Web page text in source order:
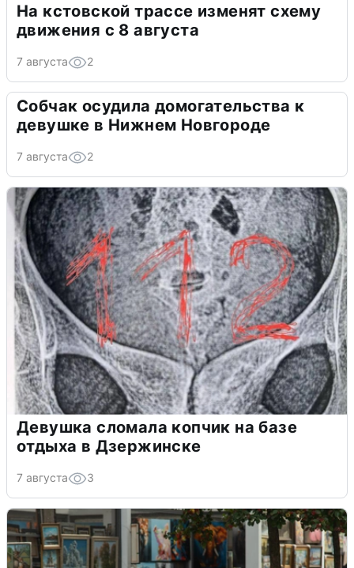
На кстовской трассе изменят схему
движения с 8 августа
7 августа 2
Собчак осудила домогательства к
девушке в Нижнем Новгороде
7 августа 2
Девушка сломала копчик на базе
отдыха в Дзержинске
7 августа 3